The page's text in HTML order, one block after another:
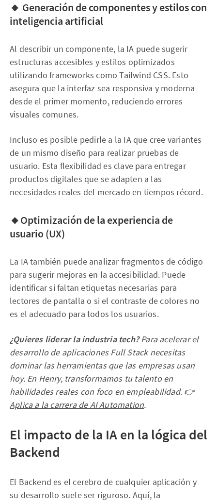
🔸 Generación de componentes y estilos con
inteligencia artificial
Al describir un componente, la IA puede sugerir
estructuras accesibles y estilos optimizados
utilizando frameworks como Tailwind CSS. Esto
asegura que la interfaz sea responsiva y moderna
desde el primer momento, reduciendo errores
visuales comunes.
Incluso es posible pedirle a la IA que cree variantes
de un mismo diseño para realizar pruebas de
usuario. Esta flexibilidad es clave para entregar
productos digitales que se adapten a las
necesidades reales del mercado en tiempos récord.
🔸Optimización de la experiencia de
usuario (UX)
La IA también puede analizar fragmentos de código
para sugerir mejoras en la accesibilidad. Puede
identificar si faltan etiquetas necesarias para
lectores de pantalla o si el contraste de colores no
es el adecuado para todos los usuarios.
¿Quieres liderar la industria tech?Para acelerar el
desarrollo de aplicaciones Full Stack necesitas
dominar las herramientas que las empresas usan
hoy. En Henry, transformamos tu talento en
habilidades reales con foco en empleabilidad. 👉
Aplica a la carrera de AI Automation.
El impacto de la IA en la lógica del
Backend
El Backend es el cerebro de cualquier aplicación y
su desarrollo suele ser riguroso. Aquí, la